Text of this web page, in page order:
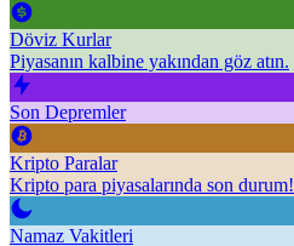
Döviz Kurlar
Piyasanın kalbine yakından göz atın.
Son Depremler
Kripto Paralar
Kripto para piyasalarında son durum!
Namaz Vakitleri